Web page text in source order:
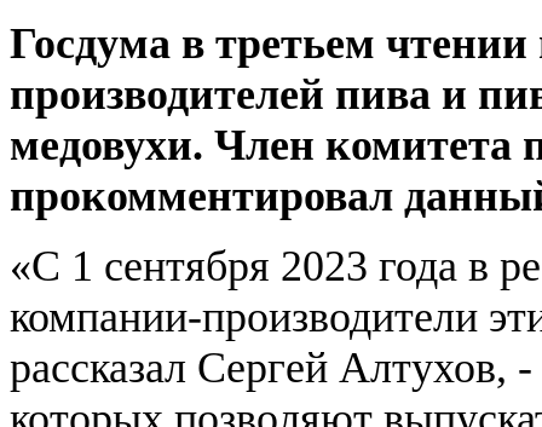
Госдума в третьем
производителей пива и
медовухи. Член комитета
прокомментировал
«С 1 сентября 2023 года в
компании-производители
рассказал Сергей Алтухов,